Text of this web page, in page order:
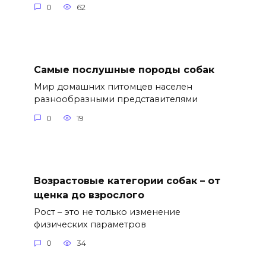
0 62
Самые послушные породы собак
Мир домашних питомцев населен
разнообразными представителями
0 19
Возрастовые категории собак – от
щенка до взрослого
Рост – это не только изменение
физических параметров
0 34